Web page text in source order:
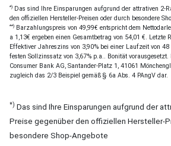
*) Das sind Ihre Einsparungen aufgrund der attrativen 2-
den offiziellen Hersteller-Preisen oder durch besondere
**) Barzahlungspreis von 49,99€ entspricht dem
a 1,13€ ergeben einen Gesamtbetrag von 54,01 €. Letzte
Effektiver Jahreszins von 3,90% bei einer Laufzeit von
festen Sollzinssatz von 3,67% p.a.. Bonität
Consumer Bank AG, Santander-Platz 1, 41061
zugleich das 2/3 Beispiel gemäß § 6a Abs. 4 PAngV dar.
*) Das sind Ihre Einsparungen aufgrund der
Preise gegenüber den offiziellen Hersteller-
besondere Shop-Angebote